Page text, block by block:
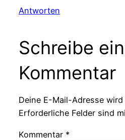
Antworten
Schreibe
Kommentar
Deine E-Mail-Adresse
Erforderliche Felder sind
Kommentar *